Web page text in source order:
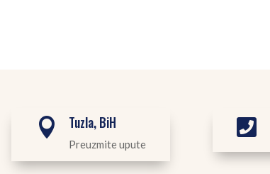
 Tuzla, BiH
Preuzmite upute
